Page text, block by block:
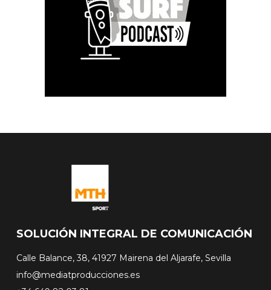
SOLUCIÓN INTEGRAL DE COMUNICACIÓN
Calle Balance, 38, 41927 Mairena del Aljarafe, Sevilla
info@mediatproducciones.es